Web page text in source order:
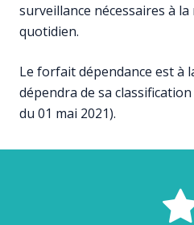
surveillance nécessaires à
quotidien.
Le forfait dépendance est à
dépendra de sa classification
du 01 mai 2021).